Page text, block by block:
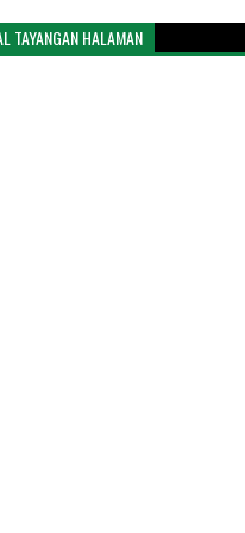
TAYANGAN HALAMAN